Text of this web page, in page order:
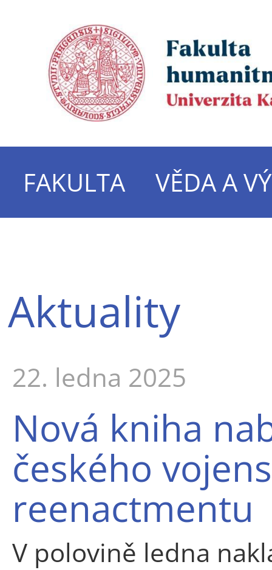
FAKULTA VĚDA A
Aktuality
22. ledna 2025
Nová kniha
českého
reenactmentu
V polovině ledna